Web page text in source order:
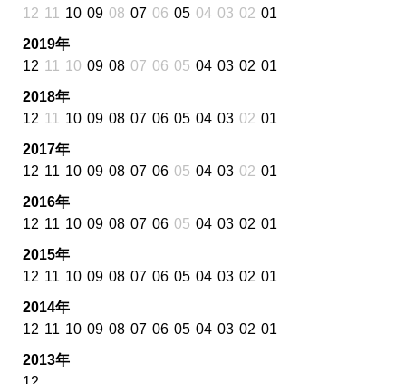
12 11 10 09 08 07 06 05 04 03 02 01
2019年
12 11 10 09 08 07 06 05 04 03 02 01
2018年
12 11 10 09 08 07 06 05 04 03 02 01
2017年
12 11 10 09 08 07 06 05 04 03 02 01
2016年
12 11 10 09 08 07 06 05 04 03 02 01
2015年
12 11 10 09 08 07 06 05 04 03 02 01
2014年
12 11 10 09 08 07 06 05 04 03 02 01
2013年